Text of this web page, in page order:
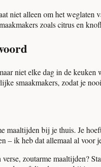
niet alleen om het
zoals citrus en
niet elke dag in de
smaakmakers, zodat je
maaltijden bij je thuis. Je
– ik heb dat allemaal al voor
zoutarme maaltijden?